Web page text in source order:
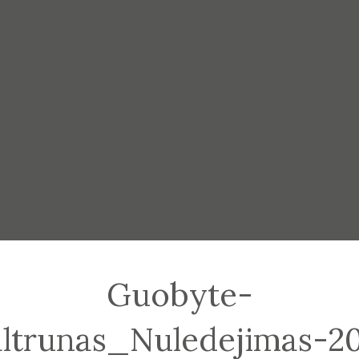
Guobyte-